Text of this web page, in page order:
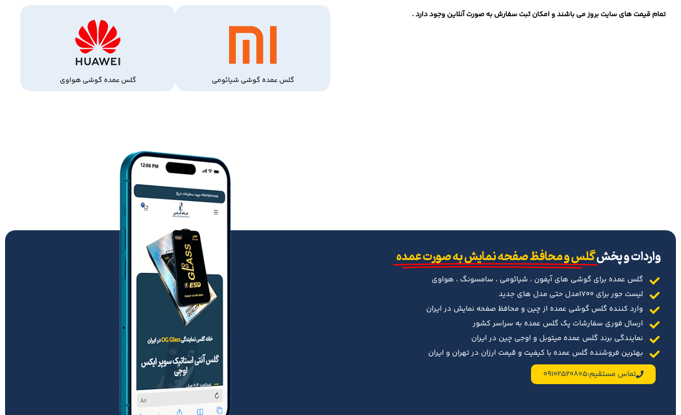
تمام قیمت های سایت بروز می باشند و امکان ثبت سفارش به صورت آنلاین وجود دارد .
گلس عمده گوشی شیائومی گلس عمده گوشی هواوی
‌واردات و پخشگلس و محافظ صفحه نمایش به صورت عمده
گلس عمده برای گوشی های آیفون ، شیائومی ، سامسونگ ، هواوی
لیست جور برای 1700مدل حتی مدل های جدید
وارد کننده گلس گوشی عمده از چین و محافظ صفحه نمایش در ایران
ارسال فوری سفارشات پک گلس عمده به سراسر کشور
نمایندگی برند گلس عمده میتوبل و اوجی چین در ایران
بهترین فروشنده گلس عمده با کیفیت و قیمت ارزان در تهران و ایران
تماس مستقیم:09102520805